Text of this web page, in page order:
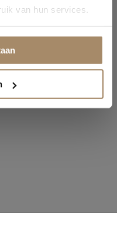
van hun services.